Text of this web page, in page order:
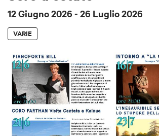
12 Giugno 2026 - 26 Luglio 2026
VARIE